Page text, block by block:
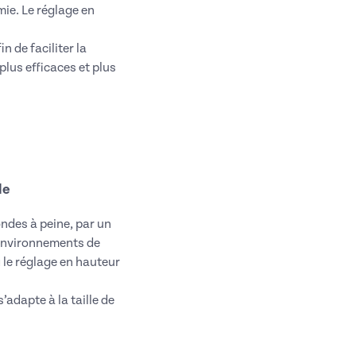
Le réglage en
de faciliter la
efficaces et plus
à peine, par un
de
réglage en hauteur
à la taille de